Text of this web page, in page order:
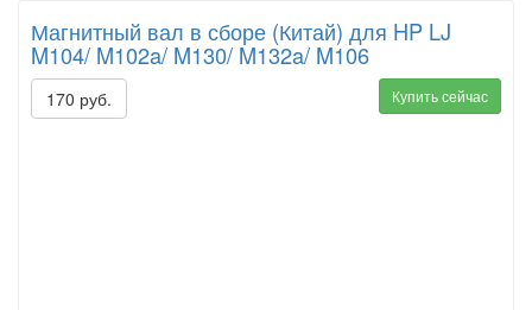
Магнитный вал в сборе (Китай) для HP LJ
M104/ M102a/ M130/ M132a/ M106
170 руб. Купить сейчас